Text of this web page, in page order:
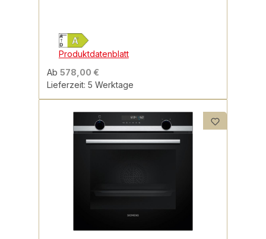
Produktdatenblatt
Ab 578,00 €
Lieferzeit: 5 Werktage